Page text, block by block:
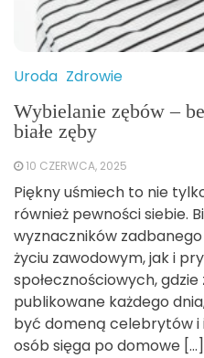
Uroda Zdrowie
Wybielanie zębów –
białe zęby
10 CZERWCA, 2025
Piękny uśmiech to nie
również pewności siebie.
wyznaczników
życiu zawodowym, jak i
społecznościowych,
publikowane każdego
być domeną celebrytów i
osób sięga po domowe […]